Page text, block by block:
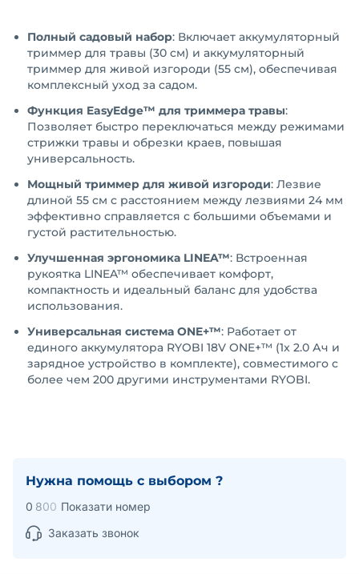
Полный садовый набор: Включает аккумуляторный
триммер для травы (30 см) и аккумуляторный
триммер для живой изгороди (55 см), обеспечивая
комплексный уход за садом.
Функция EasyEdge™ для триммера травы:
Позволяет быстро переключаться между режимами
стрижки травы и обрезки краев, повышая
универсальность.
Мощный триммер для живой изгороди: Лезвие
длиной 55 см с расстоянием между лезвиями 24 мм
эффективно справляется с большими объемами и
густой растительностью.
Улучшенная эргономика LINEA™: Встроенная
рукоятка LINEA™ обеспечивает комфорт,
компактность и идеальный баланс для удобства
использования.
Универсальная система ONE+™: Работает от
единого аккумулятора RYOBI 18V ONE+™ (1x 2.0 Ач и
зарядное устройство в комплекте), совместимого с
более чем 200 другими инструментами RYOBI.
Нужна помощь с выбором ?
0 800 Показати номер
Заказать звонок